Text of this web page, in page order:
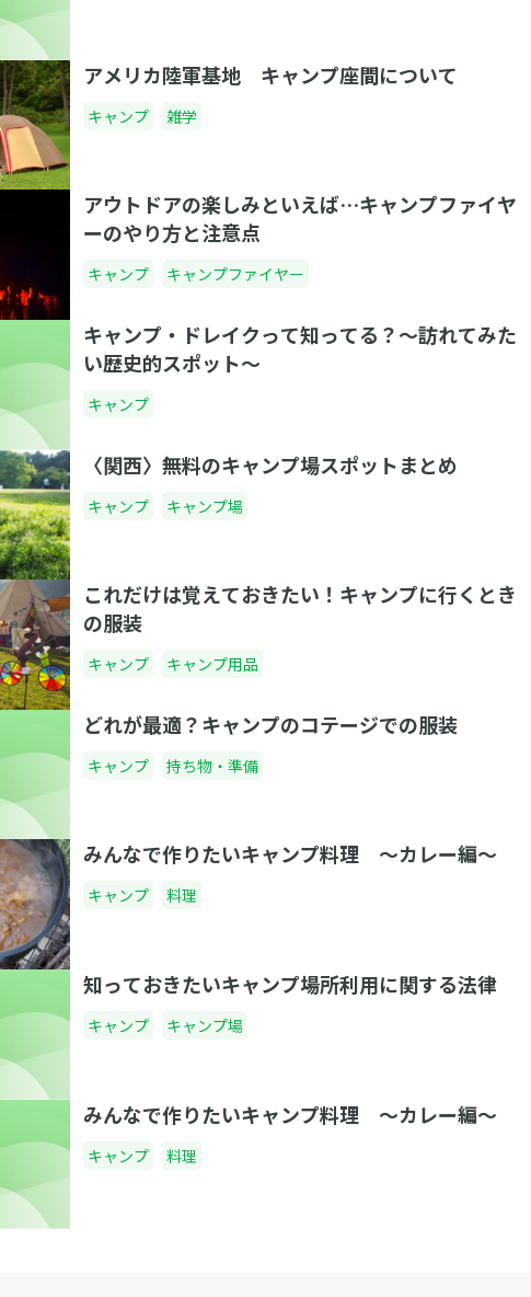
アメリカ陸軍基地 キャンプ座間について
キャンプ 雑学
アウトドアの楽しみといえば…キャンプファイヤ
ーのやり方と注意点
キャンプ キャンプファイヤー
キャンプ・ドレイクって知ってる？〜訪れてみた
い歴史的スポット〜
キャンプ
〈関西〉無料のキャンプ場スポットまとめ
キャンプ キャンプ場
これだけは覚えておきたい！キャンプに行くとき
の服装
キャンプ キャンプ用品
どれが最適？キャンプのコテージでの服装
キャンプ 持ち物・準備
みんなで作りたいキャンプ料理 〜カレー編〜
キャンプ 料理
知っておきたいキャンプ場所利用に関する法律
キャンプ キャンプ場
みんなで作りたいキャンプ料理 〜カレー編〜
キャンプ 料理